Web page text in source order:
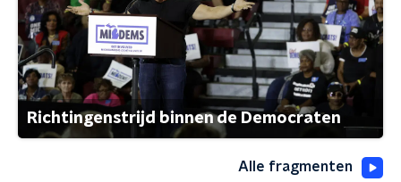
Richtingenstrijd binnen de Democraten
Alle fragmenten